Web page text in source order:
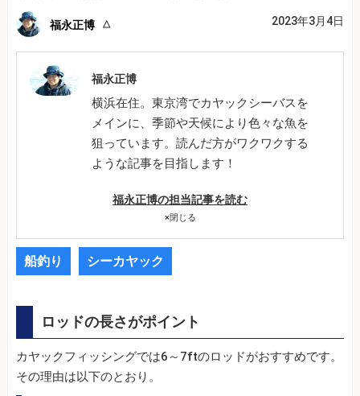
福永正博 2023年3月4日
福永正博
横浜在住。東京湾でカヤックシーバスを
メインに、季節や天候により色々な魚を
狙っています。読んだ方がワクワクする
ような記事を目指します！
福永正博の担当記事を読む
×閉じる
船釣り シーカヤック
ロッドの長さがポイント
カヤックフィッシングでは6～7ftのロッドがおすすめです。
その理由は以下のとおり。